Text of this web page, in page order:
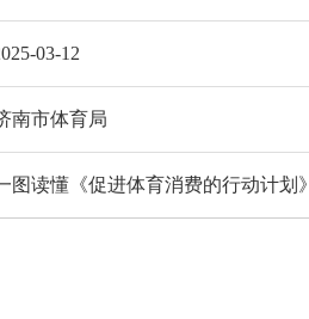
03-12
南市体育局
图读懂《促进体育消费的行动计划》